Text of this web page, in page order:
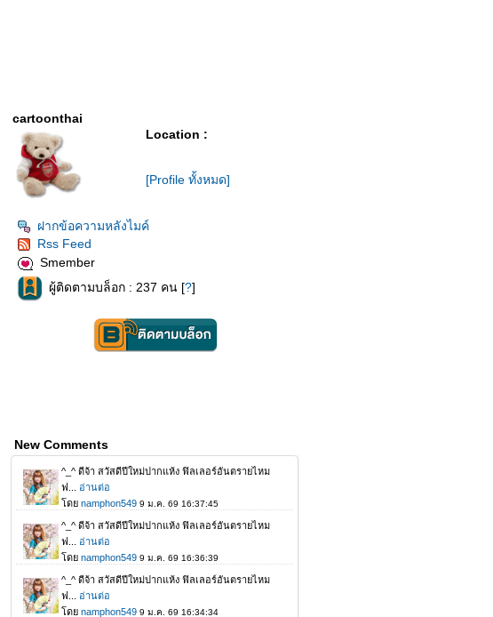
cartoonthai
Location :
[Profile ทั้งหมด]
ฝากข้อความหลังไมค์
Rss Feed
Smember
ผู้ติดตามบล็อก : 237 คน [?]
New Comments